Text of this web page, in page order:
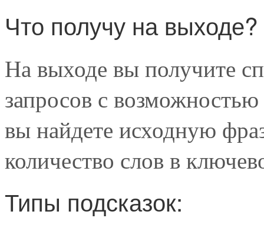
Что получу на выходе?
На выходе вы получите
запросов с
вы найдете исходную
количество слов в
Типы подсказок: